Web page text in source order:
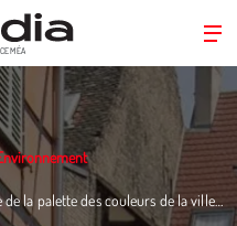
la palette des couleurs de la ville…